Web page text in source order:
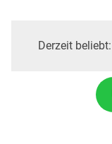
Derzeit beliebt: